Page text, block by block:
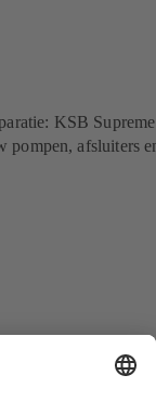
KSB
pompen, afsluiters